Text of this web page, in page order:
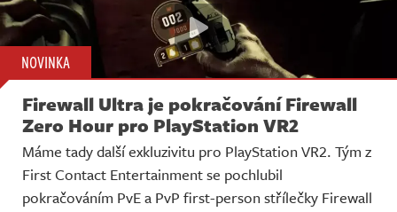
NOVINKA
Firewall Ultra je pokračování Firewall
Zero Hour pro PlayStation VR2
Máme tady další exkluzivitu pro PlayStation VR2. Tým z
First Contact Entertainment se pochlubil
pokračováním PvE a PvP first-person střílečky Firewall